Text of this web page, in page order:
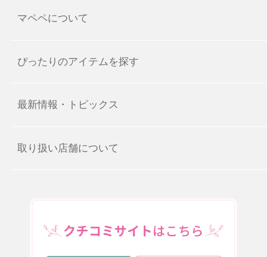
マペペについて
ぴったりのアイテムを探す
最新情報・トピックス
取り扱い店舗について